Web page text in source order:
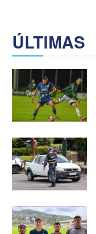
ÚLTIMAS